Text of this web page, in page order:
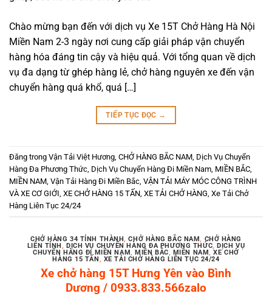
Chào mừng bạn đến với dịch vụ Xe 15T Chở Hàng Hà Nội
Miền Nam 2-3 ngày nơi cung cấp giải pháp vận chuyển
hàng hóa đáng tin cậy và hiệu quả. Với tổng quan về dịch
vụ đa dạng từ ghép hàng lẻ, chở hàng nguyên xe đến vận
chuyển hàng quá khổ, quá […]
TIẾP TỤC ĐỌC →
Đăng trong Vận Tải Việt Hương CHỞ HÀNG BẮC NAM Dịch Vụ Chuyển
Hàng Đa Phương Thức Dịch Vụ Chuyển Hàng Đi Miền Nam MIỀN BẮC
MIỀN NAM Vận Tải Hàng Đi Miền Bắc VẬN TẢI MÁY MÓC CÔNG TRÌNH
VÀ XE CƠ GIỚI XE CHỞ HÀNG 15 TẤN XE TẢI CHỞ HÀNG Xe Tải Chở
Hàng Liên Tục 24/24
CHỞ HÀNG 34 TỈNH THÀNH,CHỞ HÀNG BẮC NAM, CHỞ HÀNG
LIÊN TỈNH , DỊCH VỤ CHUYỂN HÀNG ĐA PHƯƠNG THỨC, DỊCH VỤ
CHUYỂN HÀNG ĐI MIỀN NAM, MIỀN BẮC, MIỀN NAM,XE CHỞ
HÀNG 15 TẤN , XE TẢI CHỞ HÀNG LIÊN TỤC 24/24
Xe chở hàng 15T Hưng Yên vào Bình
Dương / 0933.833.566zalo